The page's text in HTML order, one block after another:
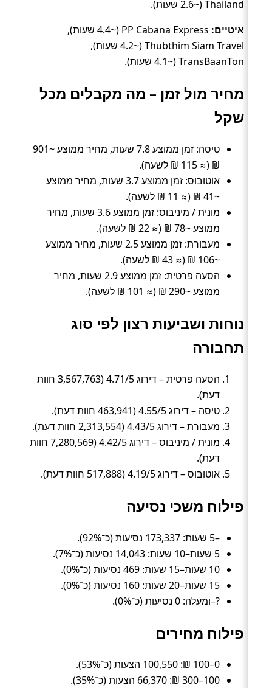
Thailand (~2.6 שעות).
איטיים:
PP Cabana Express (~4.4 שעות),
Thubthim Siam Travel (~4.2 שעות),
TransBaanTon (~4.1 שעות).
מחיר מול זמן – מה מקבלים מכל
שקל
טיסה: זמן ממוצע 7.8 שעות, מחיר ממוצע ~901
₪ (≈ 115 ₪ לשעה).
אוטובוס: זמן ממוצע 3.7 שעות, מחיר ממוצע
~41 ₪ (≈ 11 ₪ לשעה).
מונית / מיניבוס: זמן ממוצע 3.6 שעות, מחיר
ממוצע ~78 ₪ (≈ 22 ₪ לשעה).
מעבורת: זמן ממוצע 2.5 שעות, מחיר ממוצע
~106 ₪ (≈ 43 ₪ לשעה).
הסעה פרטית: זמן ממוצע 2.9 שעות, מחיר
ממוצע ~290 ₪ (≈ 101 ₪ לשעה).
נוחות ושביעות רצון לפי סוג
תחבורה
הסעה פרטית – דירוג 4.71/5 (3,567,763 חוות
דעת).
טיסה – דירוג 4.55/5 (463,941 חוות דעת).
מעבורת – דירוג 4.43/5 (2,313,554 חוות דעת).
מונית / מיניבוס – דירוג 4.42/5 (7,280,569 חוות
דעת).
אוטובוס – דירוג 4.19/5 (517,888 חוות דעת).
פילוח משכי נסיעה
–5 שעות: 173,337 נסיעות (כ־92%).
5 שעות–10 שעות: 14,043 נסיעות (כ־7%).
10 שעות–15 שעות: 469 נסיעות (כ־0%).
15 שעות–20 שעות: 160 נסיעות (כ־0%).
?–ומעלה: 0 נסיעות (כ־0%).
פילוח מחירים
0–100 ₪: 100,550 הצעות (כ־53%).
100–300 ₪: 66,370 הצעות (כ־35%).